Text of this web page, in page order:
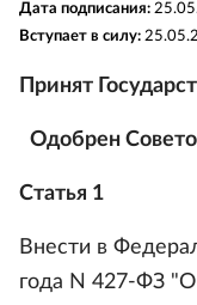
Дата подписания:
Вступает в силу:
Принят
Одобрен
Статья 1
Внести в
года N 427-ФЗ "О